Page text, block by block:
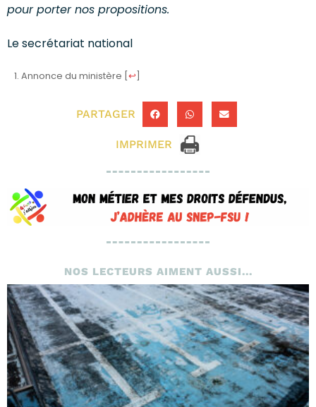
pour porter nos propositions.
Le secrétariat national
Annonce du ministère ↩
PARTAGER
IMPRIMER
NOS LECTEURS AIMENT AUSSI...